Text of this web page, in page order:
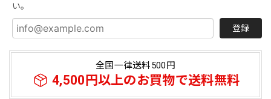
い。
登録
全国一律送料500円
4,500円以上のお買物で送料無料